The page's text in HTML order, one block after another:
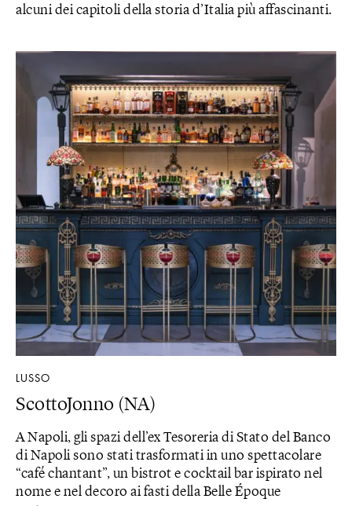
alcuni dei capitoli della storia d’Italia più affascinanti.
LUSSO
ScottoJonno (NA)
A Napoli, gli spazi dell’ex Tesoreria di Stato del Banco
di Napoli sono stati trasformati in uno spettacolare
“café chantant”, un bistrot e cocktail bar ispirato nel
nome e nel decoro ai fasti della Belle Époque